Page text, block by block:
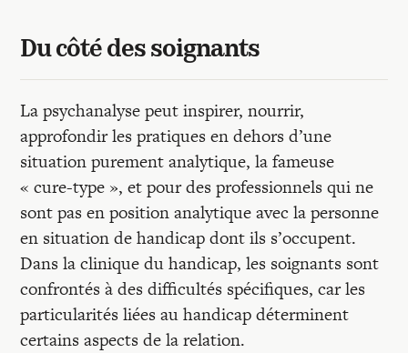
Du côté des soignants
La psychanalyse peut inspirer, nourrir,
approfondir les pratiques en dehors d’une
situation purement analytique, la fameuse
« cure-type », et pour des professionnels qui ne
sont pas en position analytique avec la personne
en situation de handicap dont ils s’occupent.
Dans la clinique du handicap, les soignants sont
confrontés à des difficultés spécifiques, car les
particularités liées au handicap déterminent
certains aspects de la relation.